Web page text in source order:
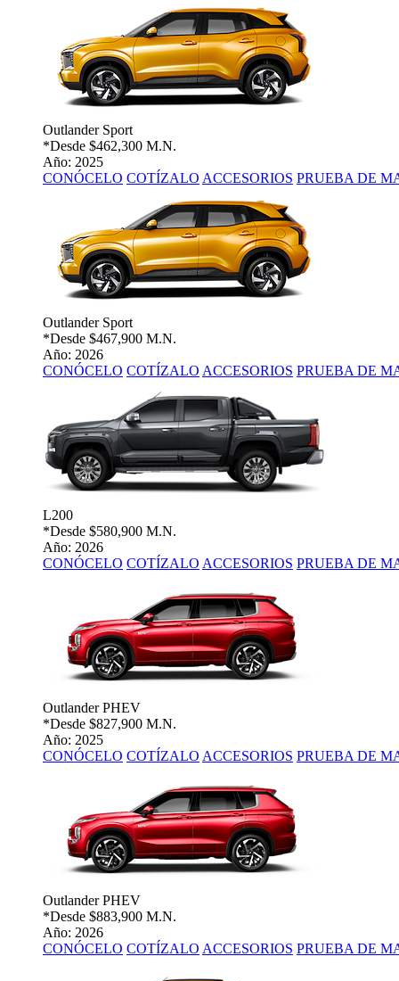
Outlander Sport
*Desde $462,300 M.N.
Año: 2025
CONÓCELO COTÍZALO ACCESORIOS PRUEBA DE
Outlander Sport
*Desde $467,900 M.N.
Año: 2026
CONÓCELO COTÍZALO ACCESORIOS PRUEBA DE
L200
*Desde $580,900 M.N.
Año: 2026
CONÓCELO COTÍZALO ACCESORIOS PRUEBA DE
Outlander PHEV
*Desde $827,900 M.N.
Año: 2025
CONÓCELO COTÍZALO ACCESORIOS PRUEBA DE
Outlander PHEV
*Desde $883,900 M.N.
Año: 2026
CONÓCELO COTÍZALO ACCESORIOS PRUEBA DE